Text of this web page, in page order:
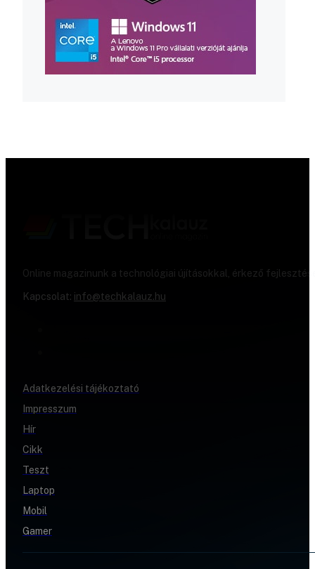
Online magazinunk a technológiai újításokkal, érkező
Kapcsolat: info@techkalauz.hu
Adatkezelési tájékoztató
Impresszum
Hír
Cikk
Teszt
Laptop
Mobil
Gamer